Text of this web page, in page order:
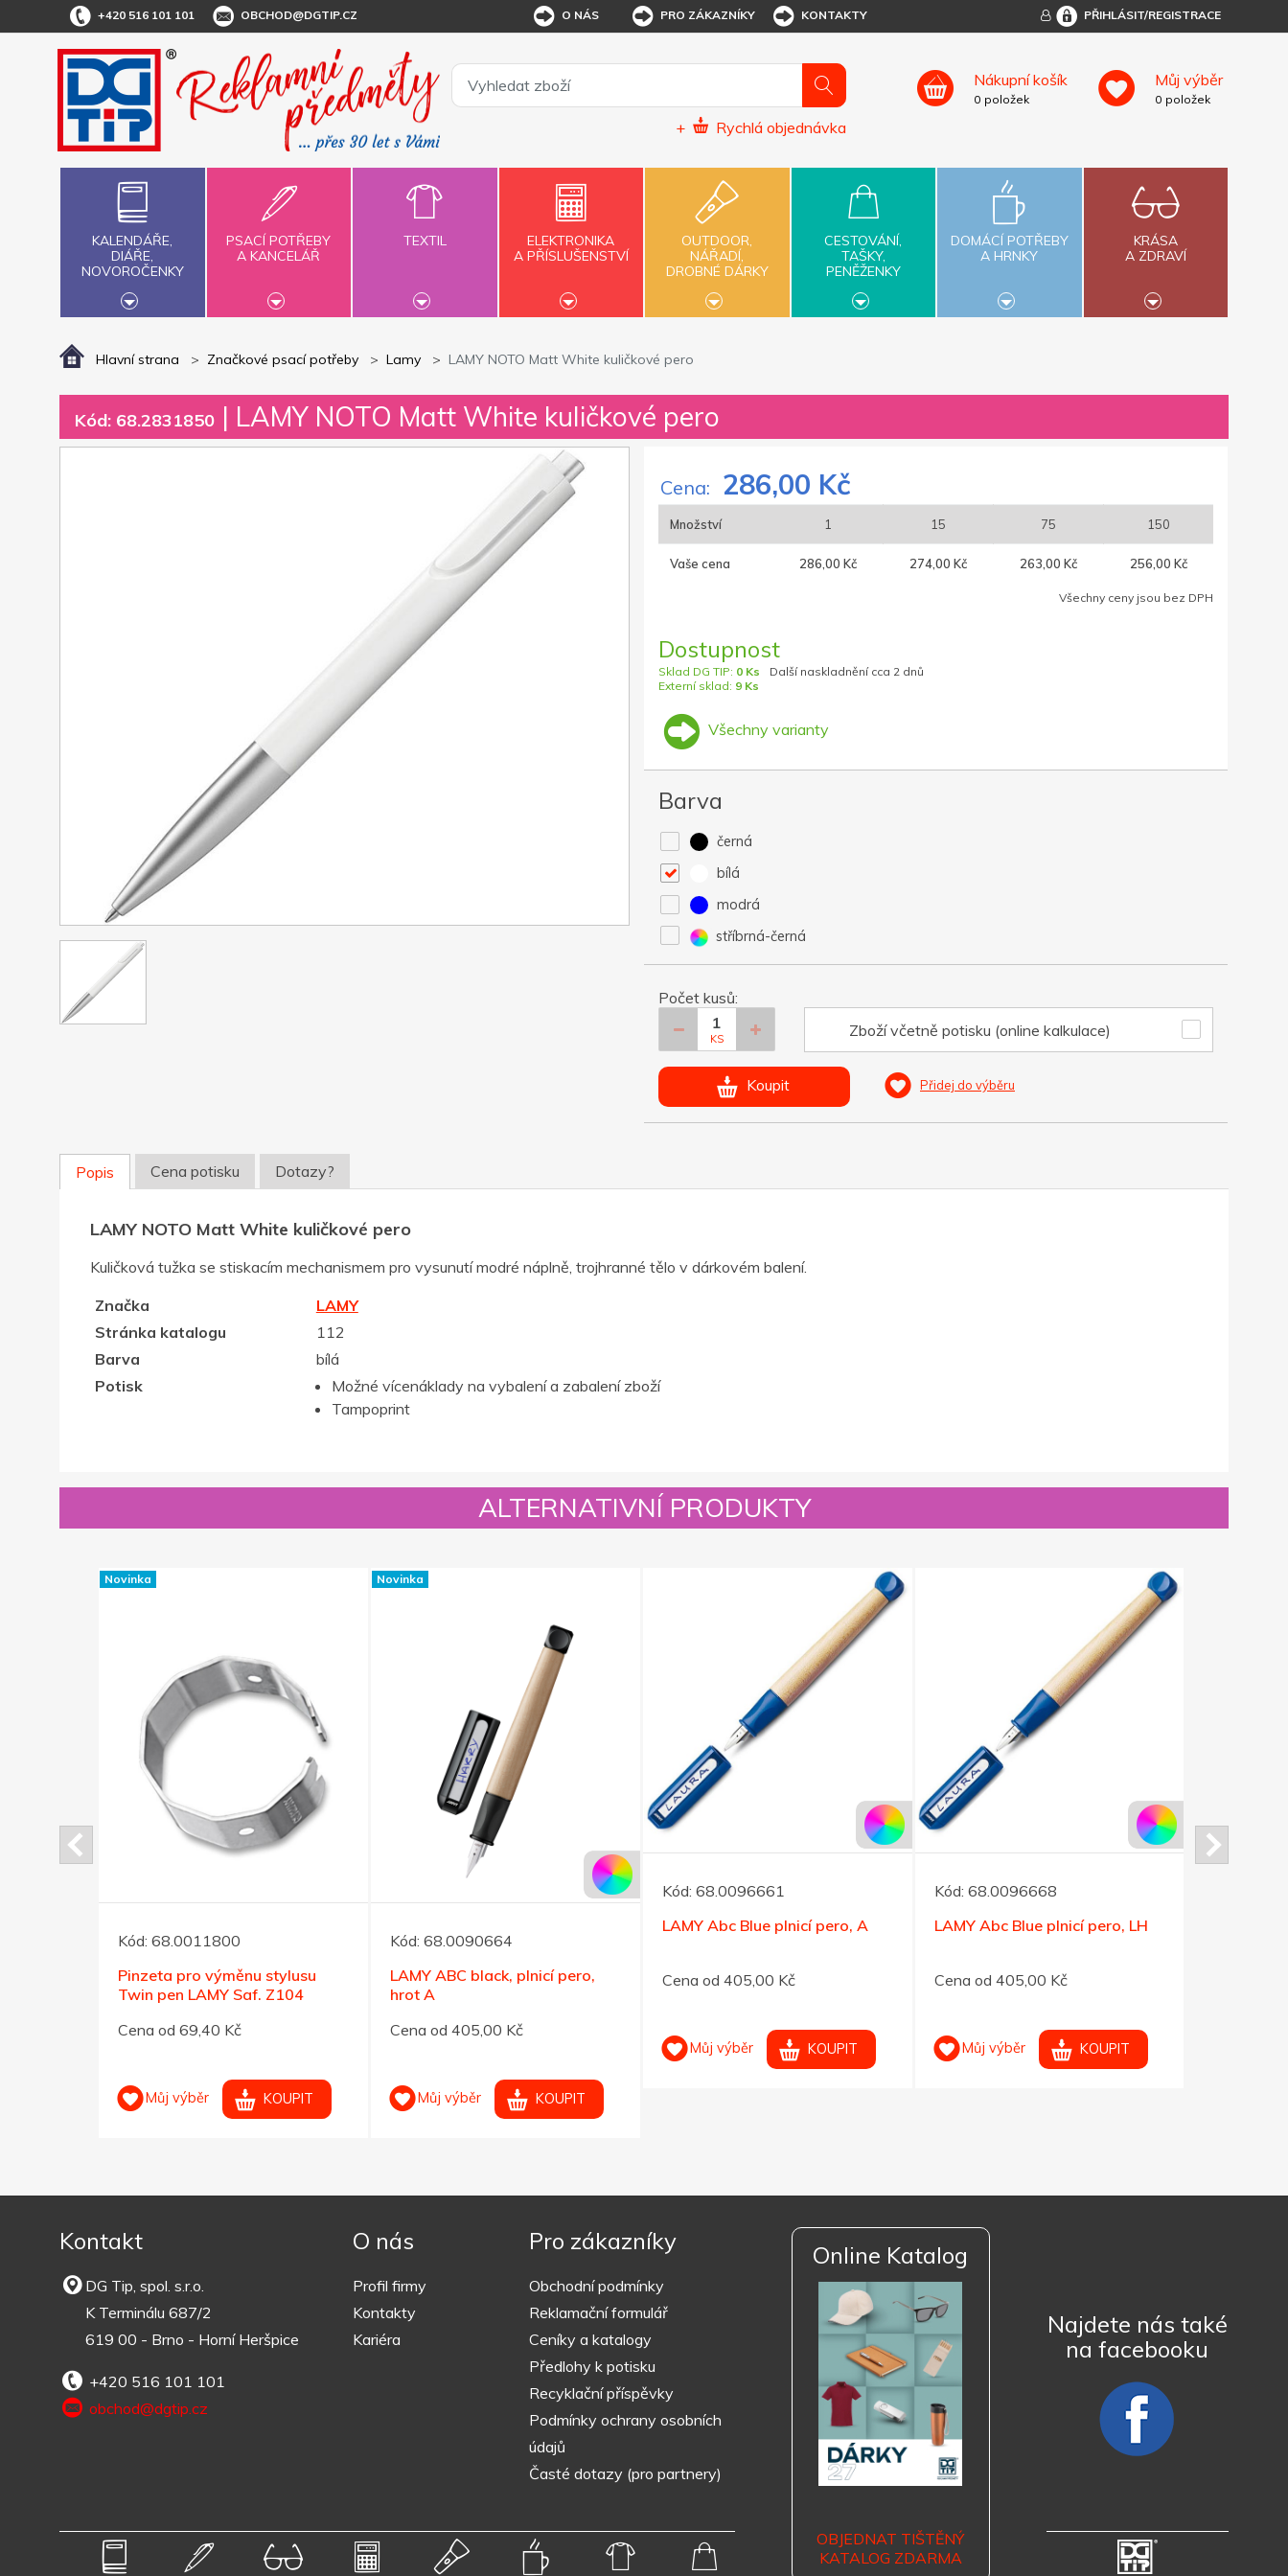
+420 516 101 101 OBCHOD@DGTIP.CZ O NÁS PRO ZÁKAZNÍKY KONTAKTY PŘIHLÁSIT/REGISTRACE
+ Rychlá objednávka
Nákupní košík
0 položek
Můj výběr
0 položek
KALENDÁŘE,
DIÁŘE,
NOVOROČENKY
PSACÍ POTŘEBY
A KANCELÁŘ
TEXTIL
ELEKTRONIKA
A PŘÍSLUŠENSTVÍ
OUTDOOR,
NÁŘADÍ,
DROBNÉ DÁRKY
CESTOVÁNÍ,
TAŠKY,
PENĚŽENKY
DOMÁCÍ POTŘEBY
A HRNKY
KRÁSA
A ZDRAVÍ
Hlavní strana Značkové psací potřeby Lamy LAMY NOTO Matt White kuličkové pero
Kód: 68.2831850 | LAMY NOTO Matt White kuličkové pero
Cena: 286,00 Kč
Množství 1 15 75 150
Vaše cena 286,00 Kč 274,00 Kč 263,00 Kč 256,00 Kč
Všechny ceny jsou bez DPH
Dostupnost
Sklad DG TIP: 0 Ks
Externí sklad: 9 Ks
Další naskladnění cca 2 dnů
Všechny varianty
Barva
černá
bílá
modrá
stříbrná-černá
Počet kusů:
KS Zboží včetně potisku (online kalkulace)
Koupit Přidej do výběru
Popis Cena potisku Dotazy?
LAMY NOTO Matt White kuličkové pero
Kuličková tužka se stiskacím mechanismem pro vysunutí modré náplně, trojhranné tělo v dárkovém balení.
Značka
LAMY
Stránka katalogu
112
Barva
bílá
Potisk
Možné vícenáklady na vybalení a zabalení zboží
Tampoprint
ALTERNATIVNÍ PRODUKTY
Novinka
Kód: 68.0011800
Pinzeta pro výměnu stylusu
Twin pen LAMY Saf. Z104
Cena od 69,40 Kč
Můj výběr KOUPIT
Novinka
Kód: 68.0090664
LAMY ABC black, plnicí pero,
hrot A
Cena od 405,00 Kč
Můj výběr KOUPIT
Kód: 68.0096661
LAMY Abc Blue plnicí pero, A
Cena od 405,00 Kč
Můj výběr KOUPIT
Kód: 68.0096668
LAMY Abc Blue plnicí pero, LH
Cena od 405,00 Kč
Můj výběr KOUPIT
Kontakt
DG Tip, spol. s.r.o.
K Terminálu 687/2
619 00 - Brno - Horní Heršpice
+420 516 101 101
obchod@dgtip.cz
O nás
Profil firmy
Kontakty
Kariéra
Pro zákazníky
Obchodní podmínky
Reklamační formulář
Ceníky a katalogy
Předlohy k potisku
Recyklační příspěvky
Podmínky ochrany osobních
údajů
Časté dotazy (pro partnery)
Online Katalog
OBJEDNAT TIŠTĚNÝ
KATALOG ZDARMA
Najdete nás také
na facebooku